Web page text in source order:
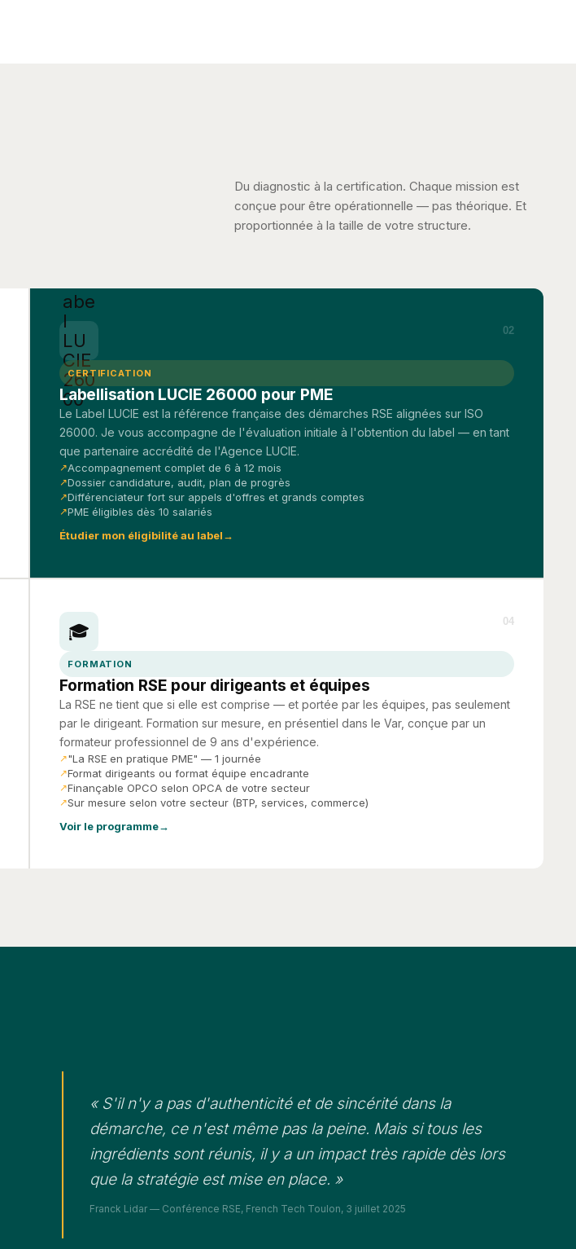
Du diagnostic à la certification. Chaque mission est
conçue pour être opérationnelle — pas théorique. Et
proportionnée à la taille de votre structure.
02
CERTIFICATION
Labellisation LUCIE 26000 pour PME
Le Label LUCIE est la référence française des démarches RSE alignées sur ISO
26000. Je vous accompagne de l'évaluation initiale à l'obtention du label — en tant
que partenaire accrédité de l'Agence LUCIE.
Accompagnement complet de 6 à 12 mois
Dossier candidature, audit, plan de progrès
Différenciateur fort sur appels d'offres et grands comptes
PME éligibles dès 10 salariés
Étudier mon éligibilité au label
🎓 04
FORMATION
Formation RSE pour dirigeants et équipes
La RSE ne tient que si elle est comprise — et portée par les équipes, pas seulement
par le dirigeant. Formation sur mesure, en présentiel dans le Var, conçue par un
formateur professionnel de 9 ans d'expérience.
"La RSE en pratique PME" — 1 journée
Format dirigeants ou format équipe encadrante
Finançable OPCO selon OPCA de votre secteur
Sur mesure selon votre secteur (BTP, services, commerce)
Voir le programme
« S'il n'y a pas d'authenticité et de sincérité dans la
démarche, ce n'est même pas la peine. Mais si tous les
ingrédients sont réunis, il y a un impact très rapide dès lors
que la stratégie est mise en place. »
Franck Lidar — Conférence RSE, French Tech Toulon, 3 juillet 2025